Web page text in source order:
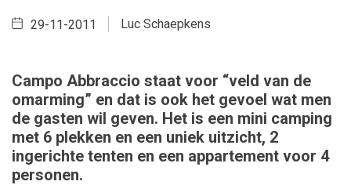
Luc Schaepkens
29-11-2011
Campo Abbraccio staat voor “veld van de
omarming” en dat is ook het gevoel wat men
de gasten wil geven. Het is een mini camping
met 6 plekken en een uniek uitzicht, 2
ingerichte tenten en een appartement voor 4
personen.